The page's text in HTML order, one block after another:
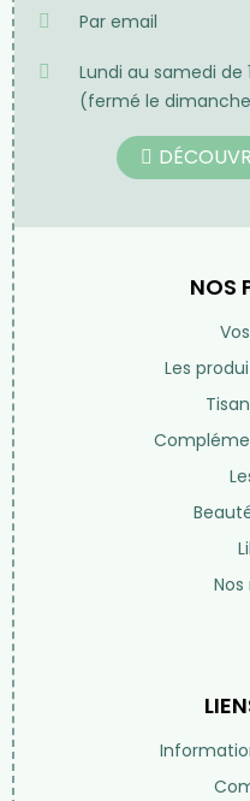
Par email
Lundi au samedi de
(fermé le
NOS
Les